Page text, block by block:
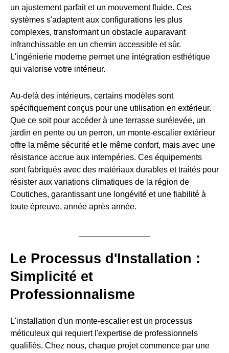
un ajustement parfait et un mouvement fluide. Ces
systèmes s'adaptent aux configurations les plus
complexes, transformant un obstacle auparavant
infranchissable en un chemin accessible et sûr.
L'ingénierie moderne permet une intégration esthétique
qui valorise votre intérieur.
Au-delà des intérieurs, certains modèles sont
spécifiquement conçus pour une utilisation en extérieur.
Que ce soit pour accéder à une terrasse surélevée, un
jardin en pente ou un perron, un monte-escalier extérieur
offre la même sécurité et le même confort, mais avec une
résistance accrue aux intempéries. Ces équipements
sont fabriqués avec des matériaux durables et traités pour
résister aux variations climatiques de la région de
Coutiches, garantissant une longévité et une fiabilité à
toute épreuve, année après année.
Le Processus d'Installation :
Simplicité et
Professionnalisme
L'installation d'un monte-escalier est un processus
méticuleux qui requiert l'expertise de professionnels
qualifiés. Chez nous, chaque projet commence par une